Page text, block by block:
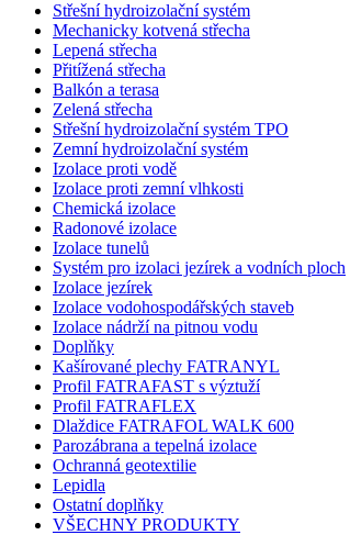
Střešní hydroizolační systém
Mechanicky kotvená střecha
Lepená střecha
Přitížená střecha
Balkón a terasa
Zelená střecha
Střešní hydroizolační systém TPO
Zemní hydroizolační systém
Izolace proti vodě
Izolace proti zemní vlhkosti
Chemická izolace
Radonové izolace
Izolace tunelů
Systém pro izolaci jezírek a vodních ploch
Izolace jezírek
Izolace vodohospodářských staveb
Izolace nádrží na pitnou vodu
Doplňky
Kašírované plechy FATRANYL
Profil FATRAFAST s výztuží
Profil FATRAFLEX
Dlaždice FATRAFOL WALK 600
Parozábrana a tepelná izolace
Ochranná geotextilie
Lepidla
Ostatní doplňky
VŠECHNY PRODUKTY